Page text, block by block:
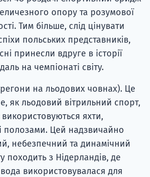
опору та розумової
Тим більше, слід цінувати
польських представників,
принесли вдруге в історії
на чемпіонаті світу.
на льодових човнах). Це
як льодовий вітрильний спорт,
яхти,
полозами. Цей надзвичайно
небезпечний та динамічний
походить з Нідерландів, де
використовувалася для